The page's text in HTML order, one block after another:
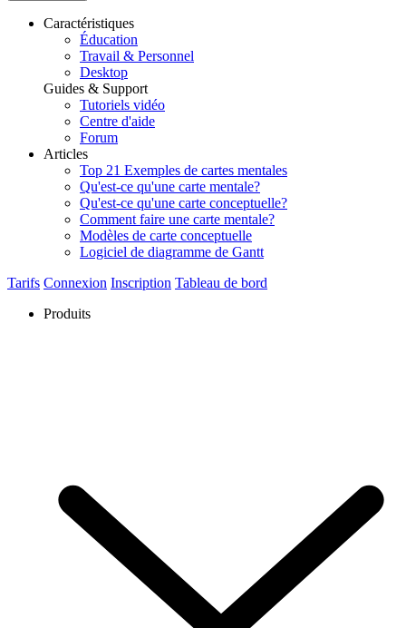
Caractéristiques
Éducation
Travail & Personnel
Desktop
Guides & Support
Tutoriels vidéo
Centre d'aide
Forum
Articles
Top 21 Exemples de cartes mentales
Qu'est-ce qu'une carte mentale?
Qu'est-ce qu'une carte conceptuelle?
Comment faire une carte mentale?
Modèles de carte conceptuelle
Logiciel de diagramme de Gantt
Tarifs Connexion Inscription Tableau de bord
Produits